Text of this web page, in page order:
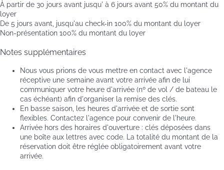
À partir de 30 jours avant jusqu' à 6 jours avant 50% du montant du
loyer
De 5 jours avant, jusqu'au check-in 100% du montant du loyer
Non-présentation 100% du montant du loyer
Notes supplémentaires
Nous vous prions de vous mettre en contact avec l'agence
réceptive une semaine avant votre arrivée afin de lui
communiquer votre heure d'arrivée (nº de vol / de bateau le
cas échéant) afin d'organiser la remise des clés.
En basse saison, les heures d'arrivée et de sortie sont
flexibles. Contactez l'agence pour convenir de l'heure.
Arrivée hors des horaires d'ouverture : clés déposées dans
une boîte aux lettres avec code. La totalité du montant de la
réservation doit être réglée obligatoirement avant votre
arrivée.